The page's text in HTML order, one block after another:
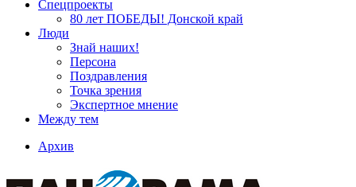
Спецпроекты
80 лет ПОБЕДЫ! Донской край
Люди
Знай наших!
Персона
Поздравления
Точка зрения
Экспертное мнение
Между тем
Архив